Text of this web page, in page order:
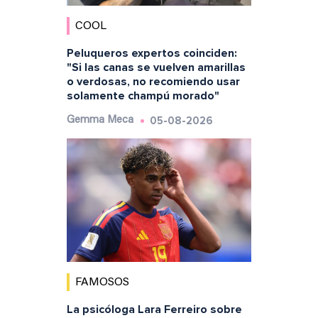
COOL
Peluqueros expertos coinciden:
"Si las canas se vuelven amarillas
o verdosas, no recomiendo usar
solamente champú morado"
Gemma Meca 05-08-2026
FAMOSOS
La psicóloga Lara Ferreiro sobre